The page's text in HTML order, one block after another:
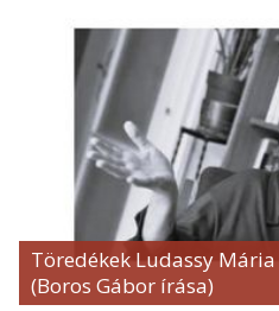
Töredékek Ludassy
(Boros Gábor írása)